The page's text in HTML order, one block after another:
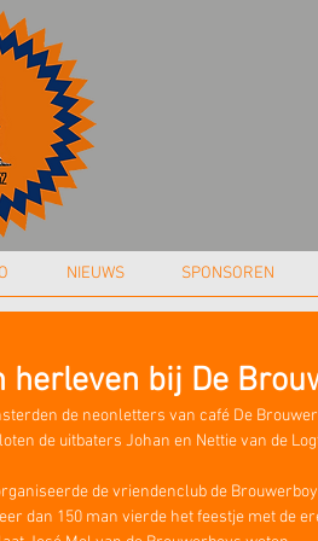
NIEUWS SPONSOREN
herleven bij De
de neonletters van café De
de uitbaters Johan en Nettie van de
de vriendenclub de
dan 150 man vierde het feestje met de